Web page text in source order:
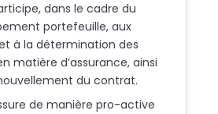
dans le cadre du
portefeuille, aux
à la détermination des
matière d’assurance, ainsi
du contrat.
de manière pro-active